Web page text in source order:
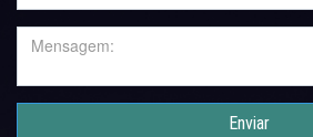
Enviar